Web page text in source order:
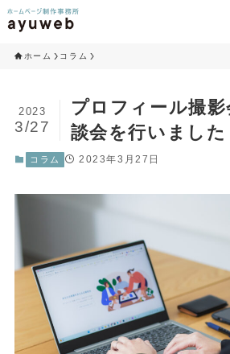
ホーム コラム
プロフィール撮
談会を行いました
2023
3/27
コラム 2023年3月27日